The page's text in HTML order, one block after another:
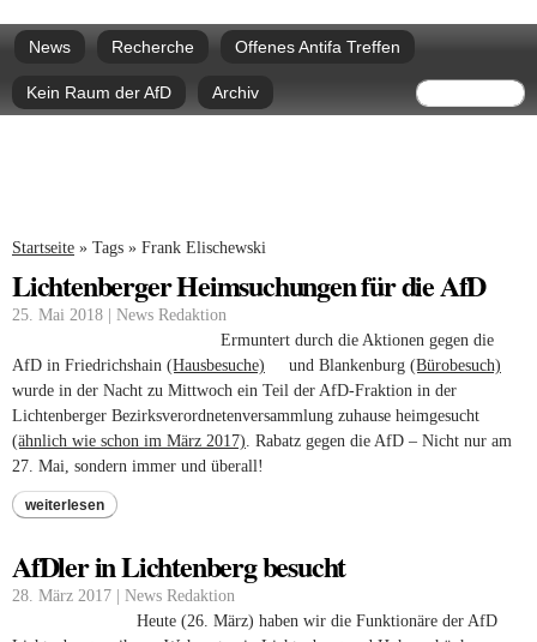
zum
Hauptmenü
News Recherche Offenes Antifa Treffen
Kein Raum der AfD Archiv Suche
Sie sind hier
Startseite » Tags » Frank Elischewski
Lichtenberger Heimsuchungen für die AfD
25. Mai 2018 | News Redaktion
Ermuntert durch die Aktionen gegen die
AfD in Friedrichshain (Hausbesuche) (link is external)
und Blankenburg (Bürobesuch)
wurde in der Nacht zu Mittwoch ein Teil der AfD-Fraktion in der
Lichtenberger Bezirksverordnetenversammlung zuhause heimgesucht
(ähnlich wie schon im März 2017). Rabatz gegen die AfD – Nicht nur am
27. Mai, sondern immer und überall!
weiterlesen
AfDler in Lichtenberg besucht
28. März 2017 | News Redaktion
Heute (26. März) haben wir die Funktionäre der AfD